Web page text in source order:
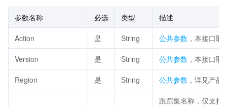
参数名称 必选 类型 描述
Action 是 String 公共参数 ，本接口
Version 是 String 公共参数 ，本接口
Region 是 String 公共参数 ，详见产
跟踪集名称，仅支持